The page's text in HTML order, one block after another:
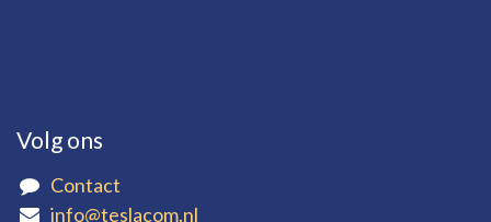
Volg ons
Contact
info@teslacom.nl